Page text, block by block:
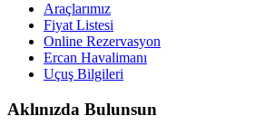
Araçlarımız
Fiyat Listesi
Online Rezervasyon
Ercan Havalimanı
Uçuş Bilgileri
Aklınızda Bulunsun